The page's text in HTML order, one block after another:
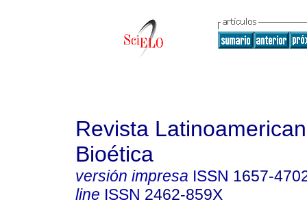
Revista
Bioética
versión impresa ISSN 1657-
line ISSN 2462-859X